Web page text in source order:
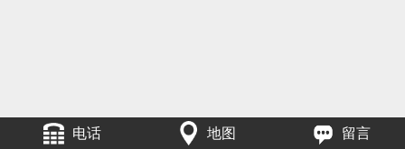
电话 地图 留言